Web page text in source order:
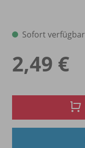
Sofort verfügbar
2,49 €